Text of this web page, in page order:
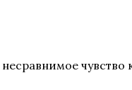
чувство